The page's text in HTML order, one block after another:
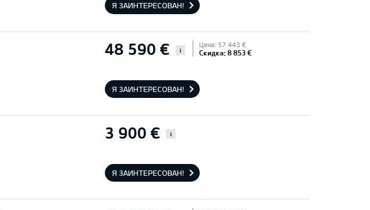
Я ЗАИНТЕРЕСОВАН!
48 590 € i
Цена: 57 443 €
Скидка: 8 853 €
Я ЗАИНТЕРЕСОВАН!
3 900 € i
Я ЗАИНТЕРЕСОВАН!